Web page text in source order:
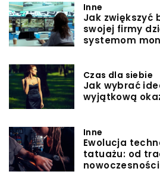
Inne
Jak zwiększyć
swojej firmy
systemom
Czas dla siebie
Jak wybrać
wyjątkową
Inne
Ewolucja
tatuażu: od
nowoczesności